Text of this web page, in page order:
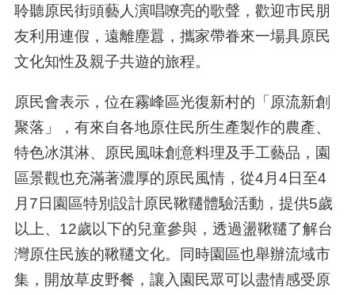
聆聽原民街頭藝人演唱嘹亮的歌聲，歡迎市民朋
友利用連假，遠離塵囂，攜家帶眷來一場具原民
文化知性及親子共遊的旅程。
原民會表示，位在霧峰區光復新村的「原流新創
聚落」，有來自各地原住民所生產製作的農產、
特色冰淇淋、原民風味創意料理及手工藝品，園
區景觀也充滿著濃厚的原民風情，從4月4日至4
月 7日園區特別設計原民鞦韆體驗活動，提供5歲
以上、 12歲以下的兒童參與，透過盪鞦韆了解台
灣原住民族的鞦韆文化。同時園區也舉辦流域市
集，開放草皮野餐，讓入園民眾可以盡情感受原